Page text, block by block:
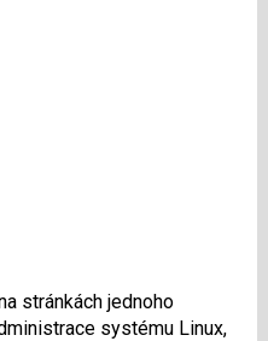
stránkách jednoho
systému Linux,